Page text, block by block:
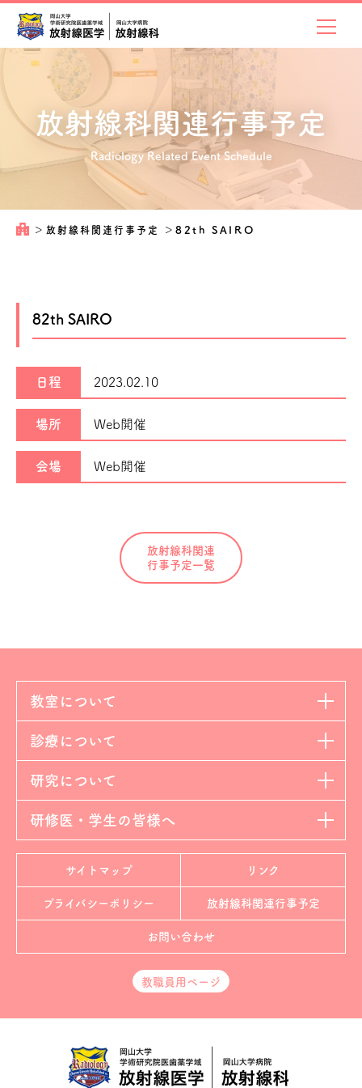
放射線科関連行事予定
Radiology Related Event Schedule
＞ 放射線科関連行事予定 ＞82th SAIRO
82th SAIRO
日程 2023.02.10
場所 Web開催
会場 Web開催
放射線科関連
行事予定一覧
教室について
診療について
研究について
研修医・学生の皆様へ
サイトマップ リンク
プライバシーポリシー 放射線科関連行事予定
お問い合わせ
教職員用ページ